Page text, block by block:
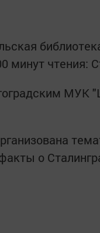
минут чтения:
МУК
о